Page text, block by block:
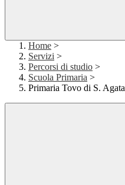
Home >
Servizi >
Percorsi di studio >
Scuola Primaria >
Primaria Tovo di S. Agata